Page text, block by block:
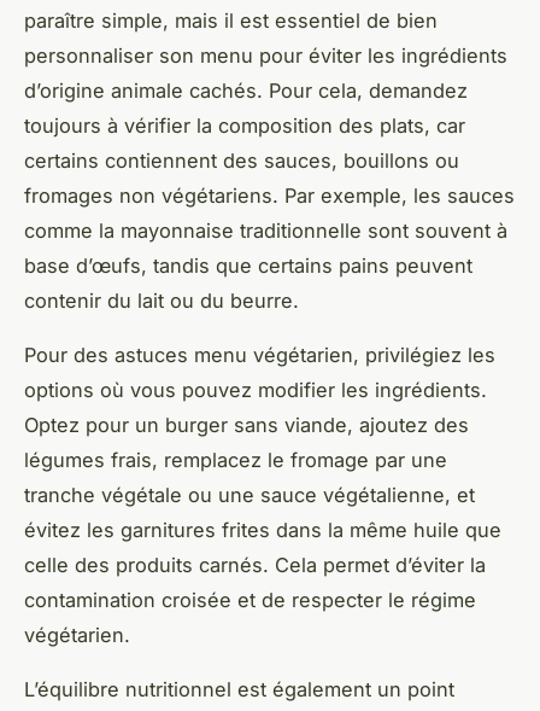
paraître simple, mais il est essentiel de bien
personnaliser son menu pour éviter les ingrédients
d’origine animale cachés. Pour cela, demandez
toujours à vérifier la composition des plats, car
certains contiennent des sauces, bouillons ou
fromages non végétariens. Par exemple, les sauces
comme la mayonnaise traditionnelle sont souvent à
base d’œufs, tandis que certains pains peuvent
contenir du lait ou du beurre.
Pour des astuces menu végétarien, privilégiez les
options où vous pouvez modifier les ingrédients.
Optez pour un burger sans viande, ajoutez des
légumes frais, remplacez le fromage par une
tranche végétale ou une sauce végétalienne, et
évitez les garnitures frites dans la même huile que
celle des produits carnés. Cela permet d’éviter la
contamination croisée et de respecter le régime
végétarien.
L’équilibre nutritionnel est également un point